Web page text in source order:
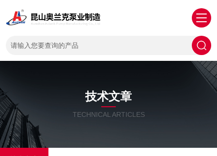
技术文章
TECHNICAL ARTICLES